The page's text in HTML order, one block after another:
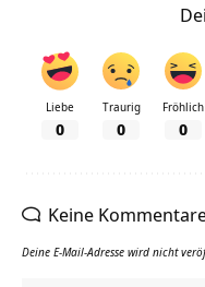
Liebe
0
Traurig
0
Fröhlich
0
Keine
Deine E-Mail-Adresse wird nicht